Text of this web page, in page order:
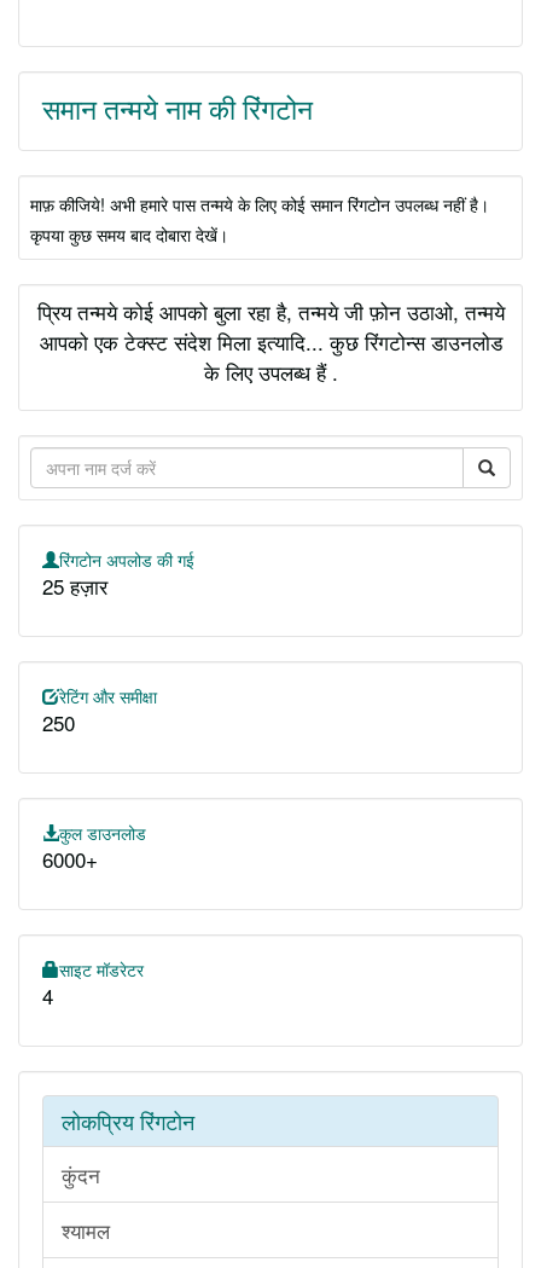
समान तन्मये नाम की रिंगटोन
माफ़ कीजिये! अभी हमारे पास तन्मये के लिए कोई समान रिंगटोन उपलब्ध नहीं है।
कृपया कुछ समय बाद दोबारा देखें।
प्रिय तन्मये कोई आपको बुला रहा है, तन्मये जी फ़ोन उठाओ, तन्मये
आपको एक टेक्स्ट संदेश मिला इत्यादि... कुछ रिंगटोन्स डाउनलोड
के लिए उपलब्ध हैं .
रिंगटोन अपलोड की गई
25 हज़ार
रेटिंग और समीक्षा
250
कुल डाउनलोड
6000+
साइट मॉडरेटर
4
लोकप्रिय रिंगटोन
कुंदन
श्यामल